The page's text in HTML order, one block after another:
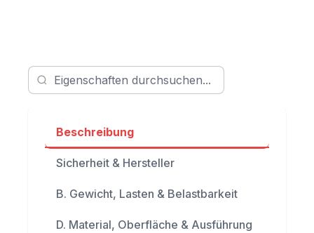
Beschreibung
Sicherheit & Hersteller
B. Gewicht, Lasten & Belastbarkeit
D. Material, Oberfläche & Ausführung